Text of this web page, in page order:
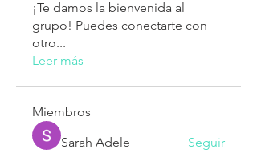
¡Te damos la bienvenida al
grupo! Puedes conectarte con
otro...
Leer más
Miembros
Sarah Adele
Seguir